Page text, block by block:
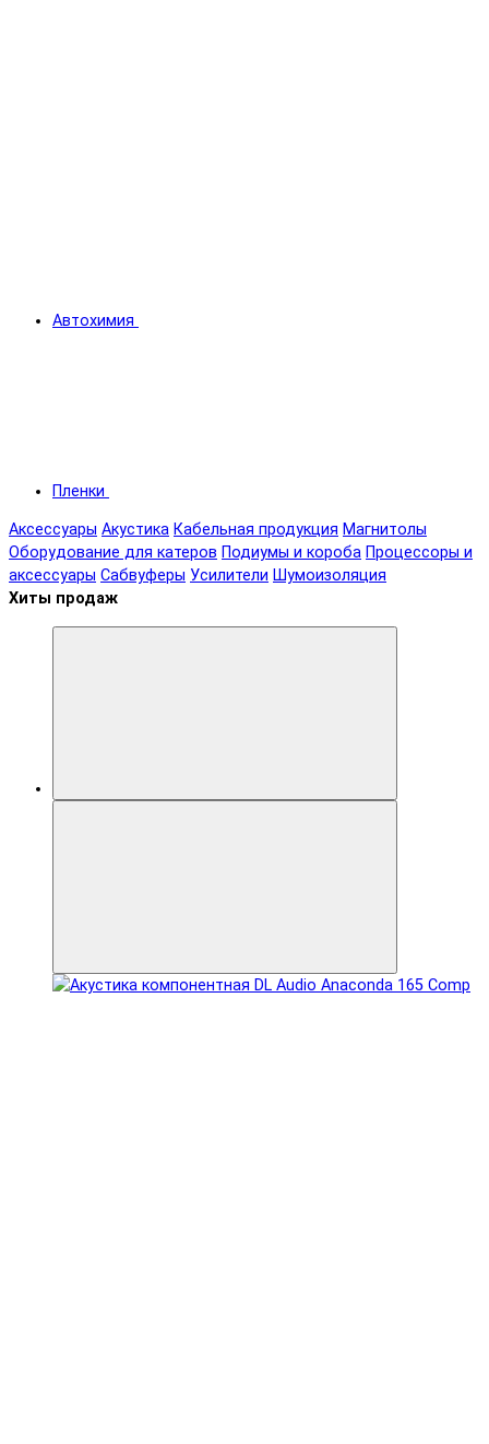
Автохимия
Пленки
Аксессуары Акустика Кабельная продукция Магнитолы
Оборудование для катеров Подиумы и короба Процессоры и
аксессуары Сабвуферы Усилители Шумоизоляция
Хиты продаж